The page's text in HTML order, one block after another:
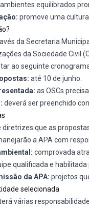
ambientes equilibrados
promove uma
da Secretaria
da Sociedade Civil
ao seguinte
até 10 de junho.
as OSCs
deverá ser preenchido
que as
a APA com
comprovada
qualificada e
da APA: projetos
selecionada
várias